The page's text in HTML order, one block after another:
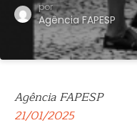
por
Agência FAPESP
Agência FAPESP
21/01/2025